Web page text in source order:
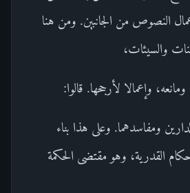
النصوص من الجانبين. ومن هنا
والسيئات،
وإعمالا لأرجحها. قالوا:
ومفاسدهما. وعلى هذا بناء
القدرية، وهو مقتضى الحكمة